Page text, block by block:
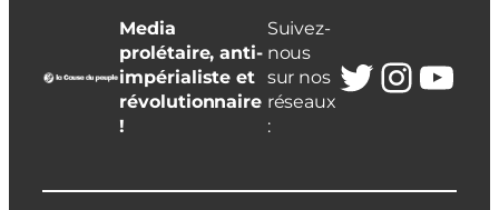
Media
prolétaire, anti-
impérialiste et
révolutionnaire
!
Suivez-
nous
sur nos
réseaux
:
Twitter